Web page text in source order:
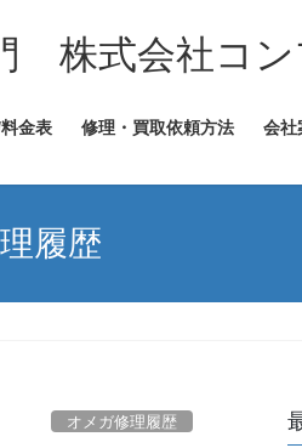
株式会社コン
金表 修理・買取依頼方法 会社
履歴
オメガ修理履歴